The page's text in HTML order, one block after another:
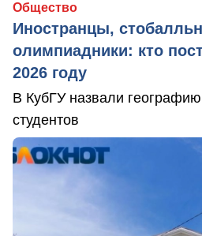
Общество
Иностранцы,
олимпиадники: кто
2026 году
В КубГУ назвали
студентов